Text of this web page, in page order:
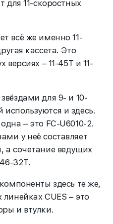
для 11-скоростных
всё же именно 11-
кассета. Это
версиях – 11-45T и 11-
для 9- и 10-
и здесь.
– это FC-U6010-2.
у неё составляет
сочетание ведущих
32T.
здесь те же,
CUES – это
и втулки.